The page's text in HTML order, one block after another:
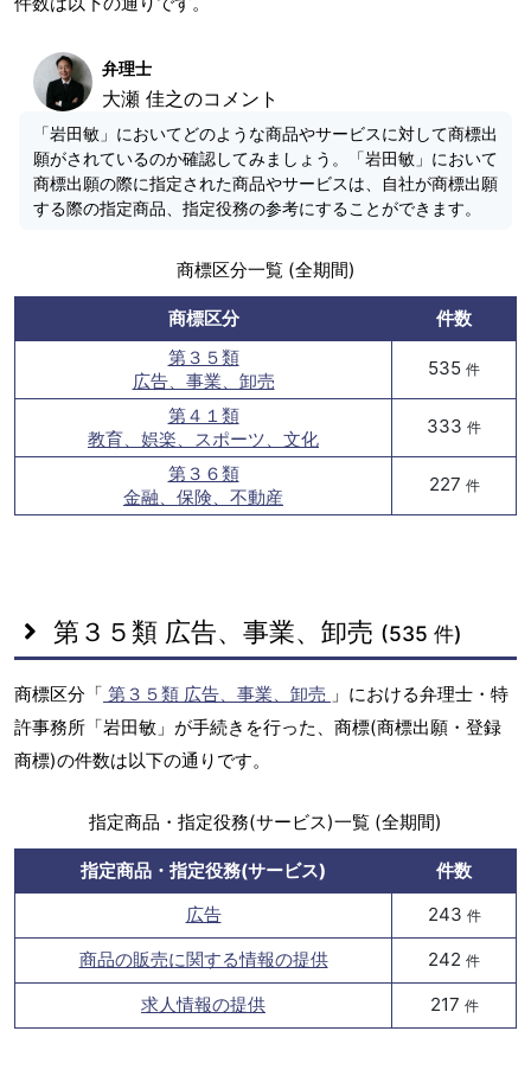
弁理士
大瀬 佳之のコメント
「岩田敏」においてどのような商品やサービスに対して商標出
願がされているのか確認してみましょう。「岩田敏」において
商標出願の際に指定された商品やサービスは、自社が商標出願
する際の指定商品、指定役務の参考にすることができます。
商標区分一覧 (全期間)
商標区分
件数
第３５類
広告、事業、卸売
535 件
第４１類
教育、娯楽、スポーツ、文化
333 件
第３６類
金融、保険、不動産
227 件
第３５類 広告、事業、卸売 (535 件)
商標区分「 第３５類 広告、事業、卸売 」における弁理士・特
許事務所「岩田敏」が手続きを行った、商標(商標出願・登録
商標)の件数は以下の通りです。
指定商品・指定役務(サービス)一覧 (全期間)
指定商品・指定役務(サービス)
件数
広告
243 件
商品の販売に関する情報の提供 242 件
求人情報の提供 217 件